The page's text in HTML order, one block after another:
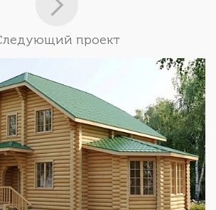
проект